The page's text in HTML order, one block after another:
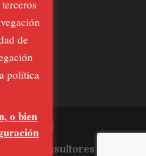
Feraz Consultores
de
política
o bien